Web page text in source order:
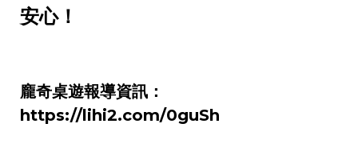
安心！
龐奇桌遊報導資訊：
https://lihi2.com/0guSh